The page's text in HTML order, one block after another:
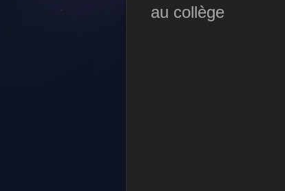
au collège